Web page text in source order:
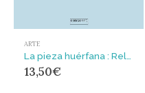
ARTE
13,50€